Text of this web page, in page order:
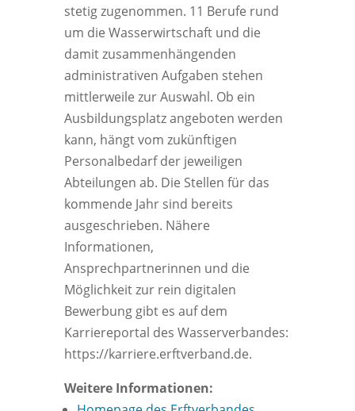
stetig zugenommen. 11 Berufe rund
um die Wasserwirtschaft und die
damit zusammenhängenden
administrativen Aufgaben stehen
mittlerweile zur Auswahl. Ob ein
Ausbildungsplatz angeboten werden
kann, hängt vom zukünftigen
Personalbedarf der jeweiligen
Abteilungen ab. Die Stellen für das
kommende Jahr sind bereits
ausgeschrieben. Nähere
Informationen,
Ansprechpartnerinnen und die
Möglichkeit zur rein digitalen
Bewerbung gibt es auf dem
Karriereportal des Wasserverbandes:
https://karriere.erftverband.de.
Weitere Informationen: